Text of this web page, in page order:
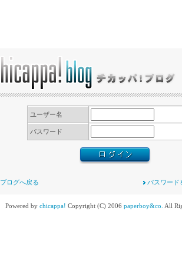
ユーザー名
パスワード
ブログへ戻る パスワード
Powered by chicappa! Copyright (C) 2006 paperboy&co. All